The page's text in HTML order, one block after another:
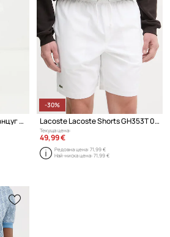
Lacoste къс панталон тип анцуг от памук мъжки
-30%
Lacoste Lacoste Shorts GH353T 031 къс панталон мъжки
Текуща цена:
49,99 €
Редовна цена:71,99 €
Най-ниска цена:71,99 €